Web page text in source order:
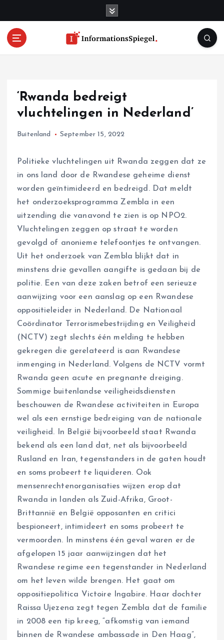
‘Rwanda bedreigt
vluchtelingen in Nederland’
Buitenland September 15, 2022
Politieke vluchtelingen uit Rwanda zeggen dat ze
in ons land door de Rwandese geheime dienst
worden geïntimideerd en bedreigd. Dat meldt
het onderzoeksprogramma Zembla in een
uitzending die vanavond te zien is op NPO2.
Vluchtelingen zeggen op straat te worden
gevolgd of anonieme telefoontjes te ontvangen.
Uit het onderzoek van Zembla blijkt dat in
minstens drie gevallen aangifte is gedaan bij de
politie. Een van deze zaken betrof een serieuze
aanwijzing voor een aanslag op een Rwandese
oppositieleider in Nederland. De Nationaal
Coördinator Terrorismebestrijding en Veiligheid
(NCTV) zegt slechts één melding te hebben
gekregen die gerelateerd is aan Rwandese
inmenging in Nederland. Volgens de NCTV vormt
Rwanda geen acute en pregnante dreiging.
Sommige buitenlandse veiligheidsdiensten
beschouwen de Rwandese activiteiten in Europa
wel als een ernstige bedreiging van de nationale
veiligheid. In België bijvoorbeeld staat Rwanda
bekend als een land dat, net als bijvoorbeeld
Rusland en Iran, tegenstanders in de gaten houdt
en soms probeert te liquideren. Ook
mensenrechtenorganisaties wijzen erop dat
Rwanda in landen als Zuid-Afrika, Groot-
Brittannië en België opposanten en critici
bespioneert, intimideert en soms probeert te
vermoorden. In minstens één geval waren er de
afgelopen 15 jaar aanwijzingen dat het
Rwandese regime een tegenstander in Nederland
om het leven wilde brengen. Het gaat om
oppositiepolitica Victoire Ingabire. Haar dochter
Raissa Ujezena zegt tegen Zembla dat de familie
in 2008 een tip kreeg, “afkomstig van iemand
binnen de Rwandese ambassade in Den Haag”,